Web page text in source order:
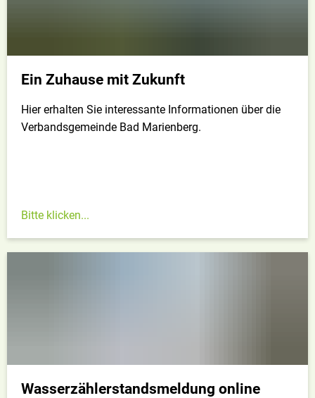
Ein Zuhause mit Zukunft
Hier erhalten Sie interessante Informationen über die
Verbandsgemeinde Bad Marienberg.
Bitte klicken...
Wasserzählerstandsmeldung online